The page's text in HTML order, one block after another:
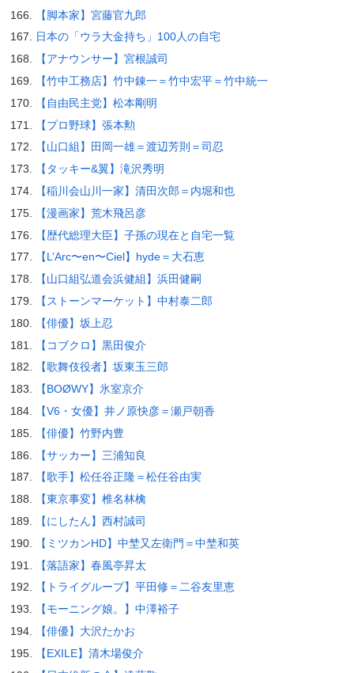
【脚本家】宮藤官九郎
日本の「ウラ大金持ち」100人の自宅
【アナウンサー】宮根誠司
【竹中工務店】竹中錬一＝竹中宏平＝竹中統一
【自由民主党】松本剛明
【プロ野球】張本勲
【山口組】田岡一雄＝渡辺芳則＝司忍
【タッキー&翼】滝沢秀明
【稲川会山川一家】清田次郎＝内堀和也
【漫画家】荒木飛呂彦
【歴代総理大臣】子孫の現在と自宅一覧
【L’Arc〜en〜Ciel】hyde＝大石恵
【山口組弘道会浜健組】浜田健嗣
【ストーンマーケット】中村泰二郎
【俳優】坂上忍
【コブクロ】黒田俊介
【歌舞伎役者】坂東玉三郎
【BOØWY】氷室京介
【V6・女優】井ノ原快彦＝瀬戸朝香
【俳優】竹野内豊
【サッカー】三浦知良
【歌手】松任谷正隆＝松任谷由実
【東京事変】椎名林檎
【にしたん】西村誠司
【ミツカンHD】中埜又左衛門＝中埜和英
【落語家】春風亭昇太
【トライグループ】平田修＝二谷友里恵
【モーニング娘。】中澤裕子
【俳優】大沢たかお
【EXILE】清木場俊介